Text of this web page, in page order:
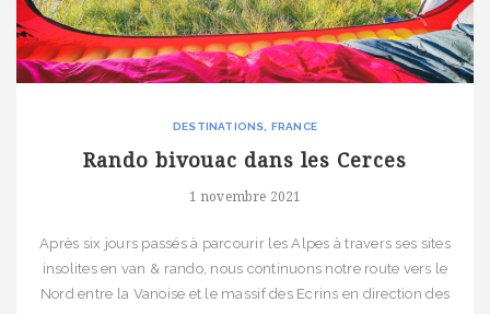
DESTINATIONS FRANCE
Rando bivouac dans les Cerces
1 novembre 2021
Après six jours passés à parcourir les Alpes à travers ses sites
insolites en van & rando, nous continuons notre route vers le
Nord entre la Vanoise et le massif des Ecrins en direction des